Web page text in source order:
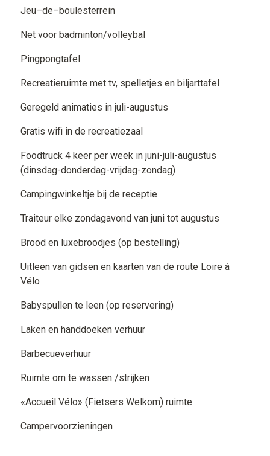
Jeu–de–boulesterrein
Net voor badminton/volleybal
Pingpongtafel
Recreatieruimte met tv, spelletjes en biljarttafel
Geregeld animaties in juli-augustus
Gratis wifi in de recreatiezaal
Foodtruck 4 keer per week in juni-juli-augustus
(dinsdag-donderdag-vrijdag-zondag)
Campingwinkeltje bij de receptie
Traiteur elke zondagavond van juni tot augustus
Brood en luxebroodjes (op bestelling)
Uitleen van gidsen en kaarten van de route Loire à
Vélo
Babyspullen te leen (op reservering)
Laken en handdoeken verhuur
Barbecueverhuur
Ruimte om te wassen /strijken
«Accueil Vélo» (Fietsers Welkom) ruimte
Campervoorzieningen